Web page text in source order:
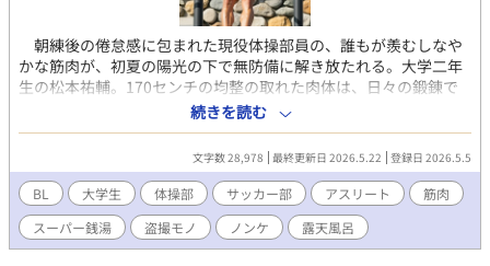
朝練後の倦怠感に包まれた現役体操部員の、誰もが羨むしなや
かな筋肉が、初夏の陽光の下で無防備に解き放たれる。大学二年
生の松本祐輔。170センチの均整の取れた肉体は、日々の鍛錬で
磨き上げられた機能美そのものだ。しかし、彼がリラックスを求
めて訪れたスーパー銭湯には、その若々しい肢体を狙う執拗な
「悪意」が潜んでいた。シャンプー容器に隠されたレンズの存在
に気づくことなく、松本は解放感から己の欲望に身を委ねてい
く。 ​ 湿り気を帯びた六月の風が吹き抜ける露天エリア。器械体
操で鍛え抜かれた松本の白い肢体は、湯船の中で驚くほど艶めか
しく輝く。普段の厳しい練習や規律から解放されたとき、ノンケ
のアスリートが抱える「底なしの性欲」が、本人の自覚がないま
続きを読む
文字数 28,978 最終更新日 2026.5.22 登録日 2026.5.5
BL 大学生 体操部 サッカー部 アスリート
筋肉
スーパー銭湯
盗撮モノ ノンケ 露天風呂